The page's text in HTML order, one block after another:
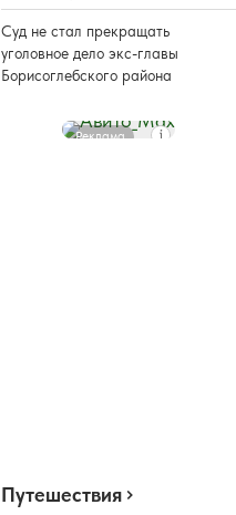
Суд не стал прекращать
уголовное дело экс-главы
Борисоглебского района
Реклама
Путешествия